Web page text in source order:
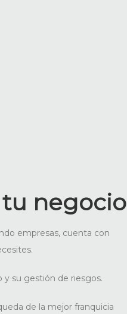
negocio
empresas, cuenta con
y su gestión de riesgos.
de la mejor franquicia